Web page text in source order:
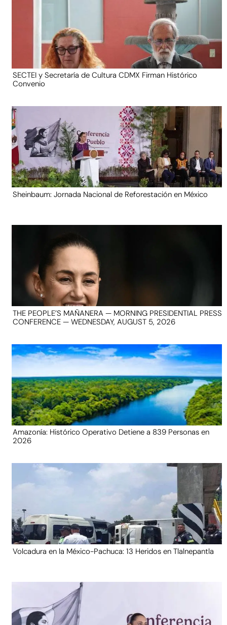
SECTEI y Secretaría de Cultura CDMX Firman Histórico
Convenio
Sheinbaum: Jornada Nacional de Reforestación en México
THE PEOPLE’S MAÑANERA — MORNING PRESIDENTIAL PRESS
CONFERENCE — WEDNESDAY, AUGUST 5, 2026
Amazonía: Histórico Operativo Detiene a 839 Personas en
2026
Volcadura en la México-Pachuca: 13 Heridos en Tlalnepantla